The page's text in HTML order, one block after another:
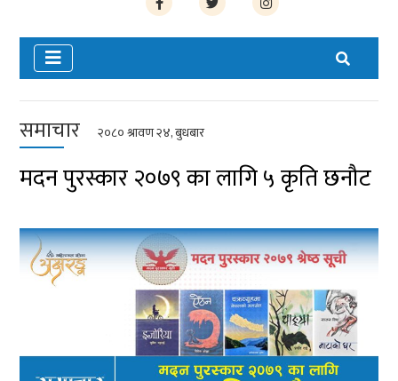
समाचार २०८० श्रावण २४, बुधबार
मदन पुरस्कार २०७९ का लागि ५ कृति छनौट